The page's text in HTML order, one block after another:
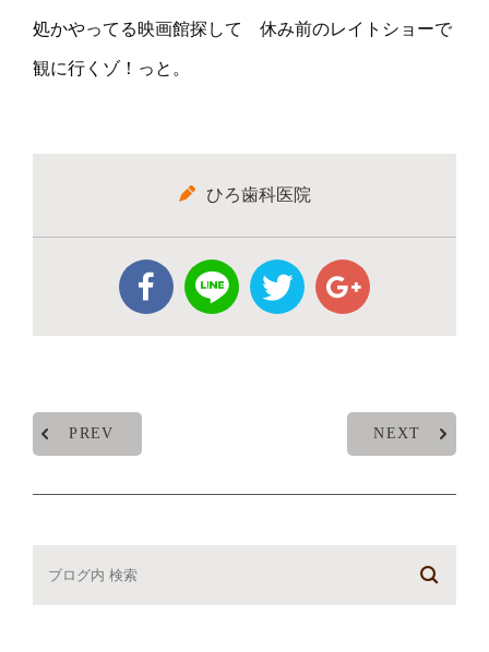
処かやってる映画館探して 休み前のレイトショーで
観に行くゾ！っと。
ひろ歯科医院
PREV NEXT